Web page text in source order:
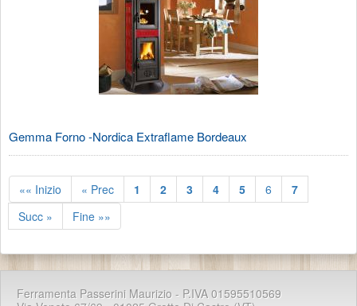
Gemma Forno -Nordica Extraflame Bordeaux
«« Inizio « Prec 1 2 3 4 5 6
7
Succ »
Fine »»
Ferramenta Passerini Maurizio - P.IVA 01595510569